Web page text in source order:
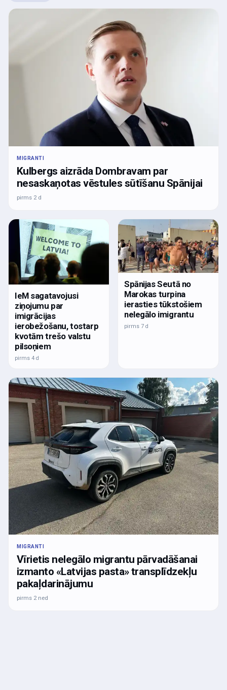
MIGRANTI
Kulbergs aizrāda Dombravam par
nesaskaņotas vēstules sūtīšanu Spānijai
pirms 2 d
IeM sagatavojusi
ziņojumu par
imigrācijas
ierobežošanu, tostarp
kvotām trešo valstu
pilsoņiem
pirms 4 d
Spānijas Seutā no
Marokas turpina
ierasties tūkstošiem
nelegālo imigrantu
pirms 7 d
MIGRANTI
Vīrietis nelegālo migrantu pārvadāšanai
izmanto «Latvijas pasta» transplīdzekļu
pakaļdarinājumu
pirms 2 ned